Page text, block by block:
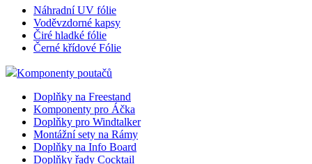
Náhradní UV fólie
Voděvzdorné kapsy
Čiré hladké fólie
Černé křídové Fólie
Komponenty poutačů
Doplňky na Freestand
Komponenty pro Áčka
Doplňky pro Windtalker
Montážní sety na Rámy
Doplňky na Info Board
Doplňky řady Cocktail